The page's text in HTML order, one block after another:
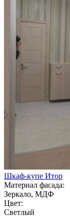
Шкаф-купе Итор
Материал фасада:
Зеркало, МДФ
Цвет:
Светлый